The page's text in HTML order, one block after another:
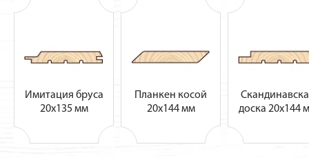
Имитация бруса
20х135 мм
Планкен косой
20х144 мм
доска 20х144